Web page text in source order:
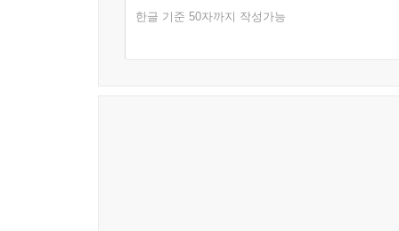
한글 기준 50자까지 작성가능